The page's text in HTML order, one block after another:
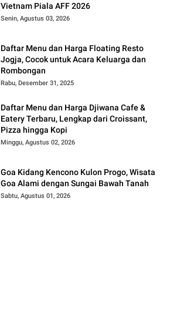
Vietnam Piala AFF 2026
Senin, Agustus 03, 2026
Daftar Menu dan Harga Floating Resto
Jogja, Cocok untuk Acara Keluarga dan
Rombongan
Rabu, Desember 31, 2025
Daftar Menu dan Harga Djiwana Cafe &
Eatery Terbaru, Lengkap dari Croissant,
Pizza hingga Kopi
Minggu, Agustus 02, 2026
Goa Kidang Kencono Kulon Progo, Wisata
Goa Alami dengan Sungai Bawah Tanah
Sabtu, Agustus 01, 2026